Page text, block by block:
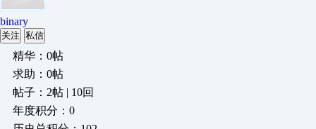
binary
关注 私信
精华：0帖
求助：0帖
帖子：2帖 | 10回
年度积分：0